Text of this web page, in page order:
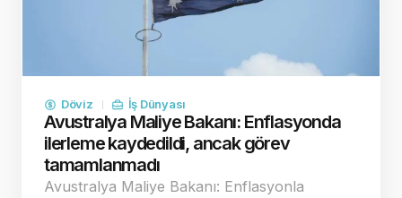
Döviz İş Dünyası
Avustralya Maliye Bakanı: Enflasyonda
ilerleme kaydedildi, ancak görev
tamamlanmadı
Avustralya Maliye Bakanı: Enflasyonla